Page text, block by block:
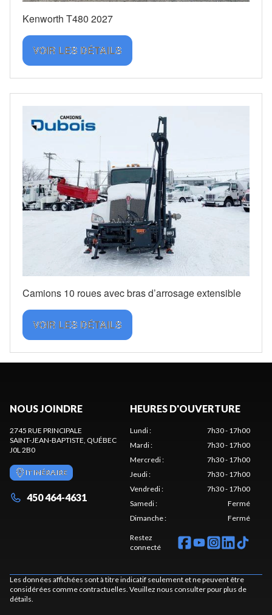
Kenworth T480 2027
VOIR LES DÉTAILS
Camions 10 roues avec bras d’arrosage extensible
VOIR LES DÉTAILS
NOUS JOINDRE
2745 RUE PRINCIPALE
SAINT-JEAN-BAPTISTE, QUÉBEC
J0L 2B0
ITINÉRAIRE
450 464-4631
HEURES D'OUVERTURE
Lundi:
7h30 - 17h00
Mardi:
7h30 - 17h00
Mercredi:
7h30 - 17h00
Jeudi:
7h30 - 17h00
Vendredi:
7h30 - 17h00
Samedi:
Fermé
Dimanche: Fermé
Restez
connecté
Les données affichées sont à titre indicatif seulement et ne peuvent être
considérées comme contractuelles. Veuillez nous consulter pour plus de
détails.